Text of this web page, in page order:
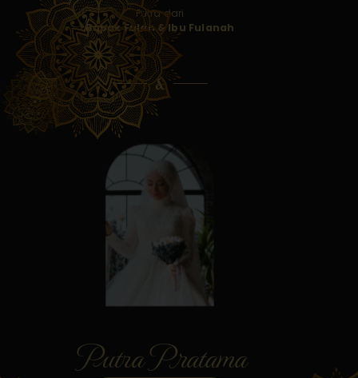
Putra dari
Bapak Fulan & Ibu Fulanah
&
Putra Pratama